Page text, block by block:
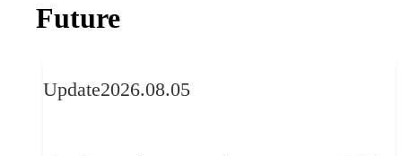
Future
Update2026.08.05